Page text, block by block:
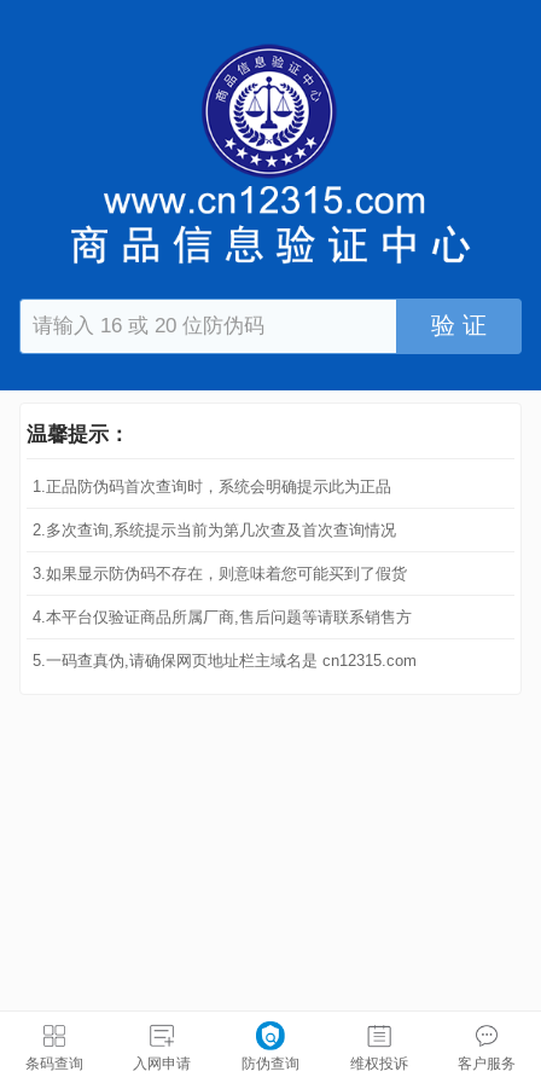
验 证
温馨提示：
1.正品防伪码首次查询时，系统会明确提示此为正品
2.多次查询,系统提示当前为第几次查及首次查询情况
3.如果显示防伪码不存在，则意味着您可能买到了假货
4.本平台仅验证商品所属厂商,售后问题等请联系销售方
5.一码查真伪,请确保网页地址栏主域名是 cn12315.com
条码查询 入网申请 防伪查询 维权投诉 客户服务